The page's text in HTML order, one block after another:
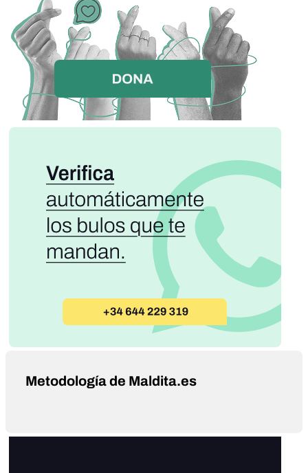
Metodología de Maldita.es